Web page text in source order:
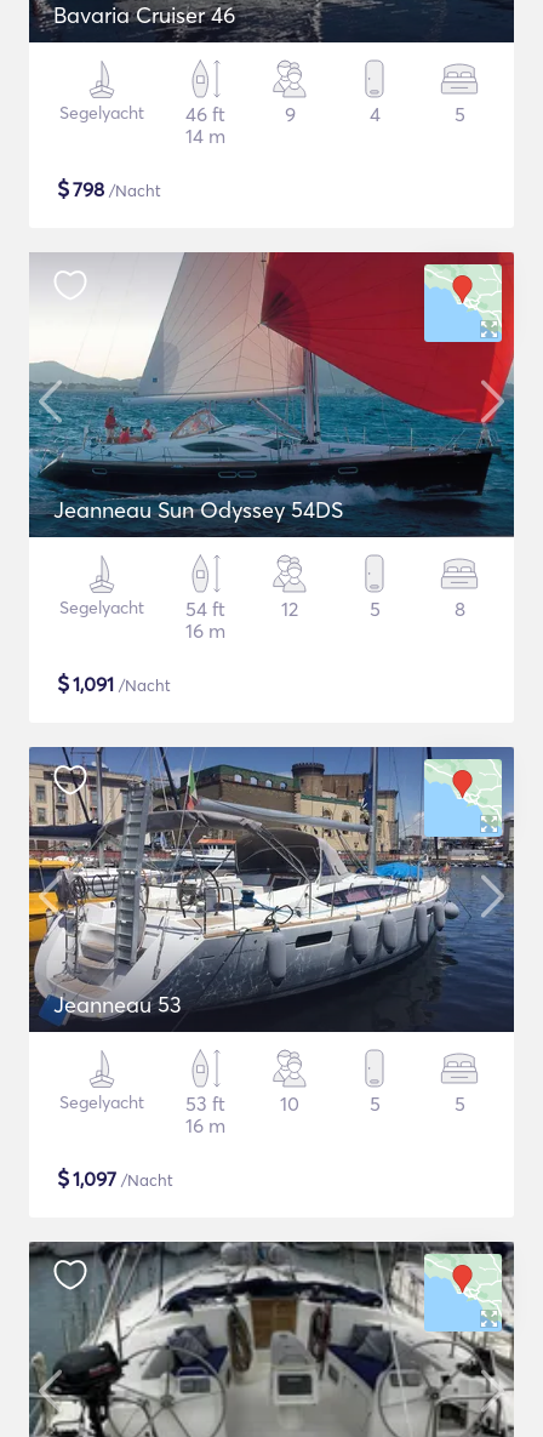
Bavaria Cruiser 46
Segelyacht
46 ft
14 m
9 4 5
$798 /Nacht
Jeanneau Sun Odyssey 54DS
Segelyacht
54 ft
16 m
12 5 8
$1,091 /Nacht
Jeanneau 53
Segelyacht
53 ft
16 m
10 5 5
$1,097 /Nacht